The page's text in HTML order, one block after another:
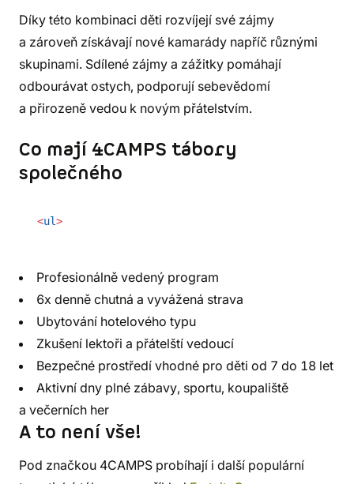
Díky této kombinaci děti rozvíjejí své zájmy
a zároveň získávají nové kamarády napříč různými
skupinami. Sdílené zájmy a zážitky pomáhají
odbourávat ostych, podporují sebevědomí
a přirozeně vedou k novým přátelstvím.
Co mají 4CAMPS tábory
společného
<ul>
Profesionálně vedený program
6x denně chutná a vyvážená strava
Ubytování hotelového typu
Zkušení lektoři a přátelští vedoucí
Bezpečné prostředí vhodné pro děti od 7 do 18 let
Aktivní dny plné zábavy, sportu, koupaliště
a večerních her
A to není vše!
Pod značkou 4CAMPS probíhají i další populární